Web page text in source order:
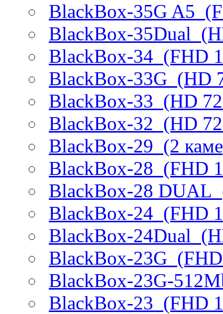
BlackBox-35G A5
BlackBox-35Dual
BlackBox-34 (FHD
BlackBox-33G (HD
BlackBox-33 (HD
BlackBox-32 (HD
BlackBox-29 (2
BlackBox-28 (FHD
BlackBox-28 DUAL
BlackBox-24 (FHD
BlackBox-24Dual
BlackBox-23G
BlackBox-23G-
BlackBox-23 (FHD